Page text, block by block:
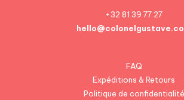
+32 81 39 77 27
FAQ
Expéditions & Retours
Politique de confidentialité